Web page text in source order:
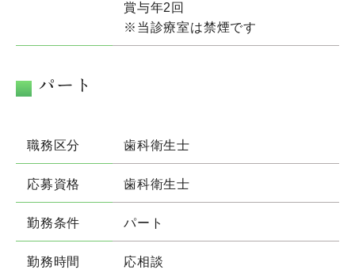
賞与年2回
※当診療室は禁煙です
パート
職務区分 歯科衛生士
応募資格 歯科衛生士
勤務条件 パート
勤務時間 応相談